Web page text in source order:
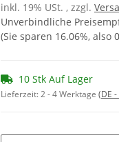
inkl. 19% USt. , zzgl.
Unverbindliche
(Sie sparen 16.06%, also
10 Stk Auf Lager
Lieferzeit:2 - 4 Werktage (DE